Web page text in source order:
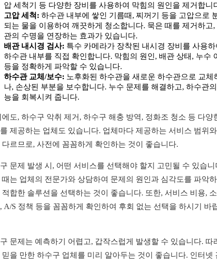
압 세척기 등 다양한 장비를 사용하여 막힘의 원인을 제거합니
고압 세척: 하수관 내부에 쌓인 기름때, 찌꺼기 등을 고압으로
되는 물을 이용하여 깨끗하게 청소합니다. 묵은 때를 제거하고,
관의 수명을 연장하는 효과가 있습니다.
배관 내시경 검사: 특수 카메라가 장착된 내시경 장비를 사용하
하수관 내부를 직접 확인합니다. 막힘의 원인, 배관 상태, 누수
등을 정확하게 파악할 수 있습니다.
하수관 교체/보수: 노후화된 하수관을 새로운 하수관으로 교체
나, 손상된 부분을 보수합니다. 누수 문제를 해결하고, 하수관
능을 회복시켜 줍니다.
에도, 하수구 악취 제거, 하수구 해충 방역, 정화조 청소 등 다양
제공하는 업체도 있습니다. 업체마다 제공하는 서비스 범위
다르므로, 사전에 꼼꼼하게 확인하는 것이 좋습니다.
문제 발생 시, 어떤 서비스를 선택해야 할지 고민될 수 있습니
때는 업체의 전문가와 상담하여 문제의 원인과 심각도를 파악
적합한 솔루션을 선택하는 것이 좋습니다. 또한, 서비스 비용,
A/S 정책 등을 꼼꼼하게 확인하여 후회 없는 선택을 하시기 바
문제는 예측하기 어렵고, 갑작스럽게 발생할 수 있습니다. 따
믿을 만한 하수구 업체를 미리 알아두는 것이 좋습니다. 인터넷